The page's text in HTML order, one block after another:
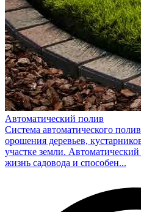
Автоматический полив
Система автоматического
орошения деревьев,
участке земли.
жизнь садовода и способен...